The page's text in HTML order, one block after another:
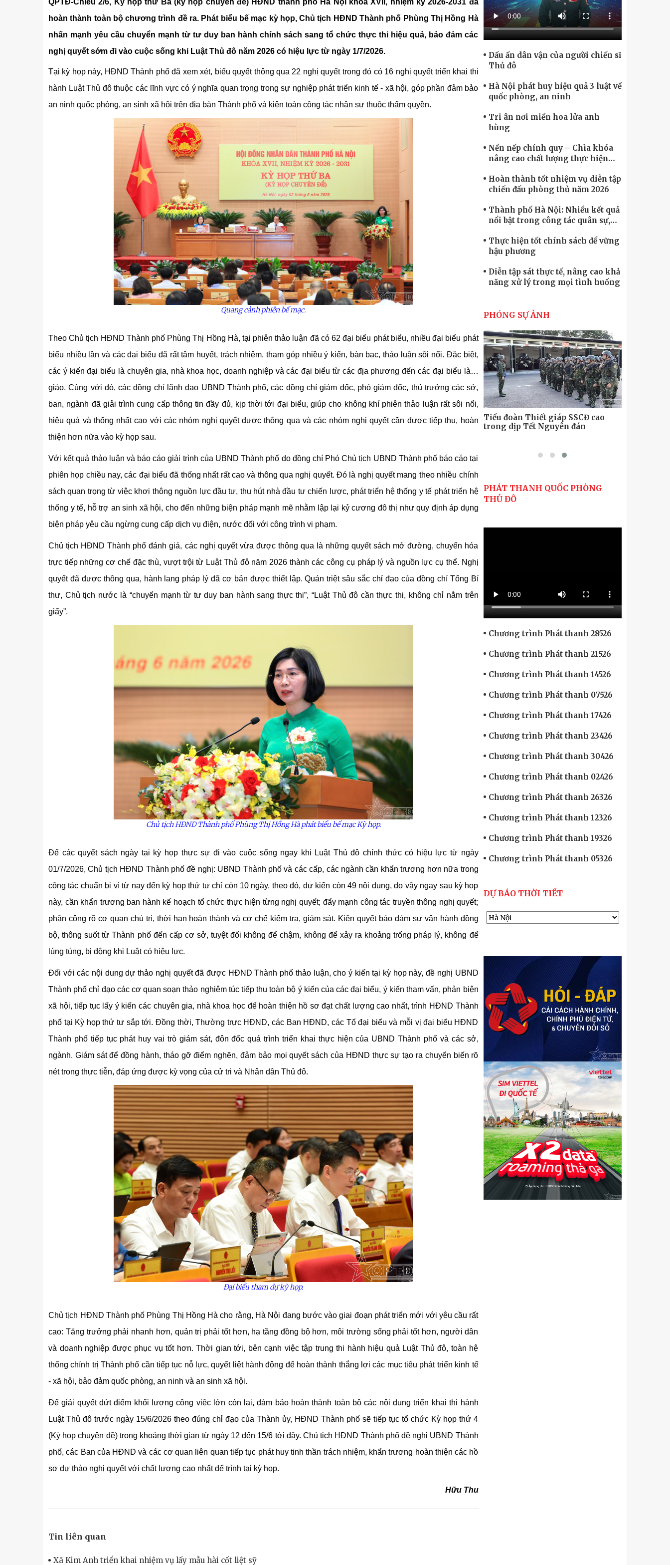
Kỹ thuật
Hậu phương quân đội
Giáo dục Quốc phòng và An ninh
Chiến dịch 500 ngày đêmCải cách hành chính, Chính phủ điện tử, Chuyển đổi số
QPTĐ-Chiều 2/6, Kỳ họp thứ Ba (kỳ họp chuyên đề) HĐND thành phố Hà Nội khóa XVII, nhiệm kỳ 2026-2031 đã
hoàn thành toàn bộ chương trình đề ra. Phát biểu bế mạc kỳ họp, Chủ tịch HĐND Thành phố Phùng Thị Hồng Hà
nhấn mạnh yêu cầu chuyển mạnh từ tư duy ban hành chính sách sang tổ chức thực thi hiệu quả, bảo đảm các
nghị quyết sớm đi vào cuộc sống khi Luật Thủ đô năm 2026 có hiệu lực từ ngày 1/7/2026.
Tại kỳ họp này, HĐND Thành phố đã xem xét, biểu quyết thông qua 22 nghị quyết trong đó có 16 nghị quyết triển khai thi
hành Luật Thủ đô thuộc các lĩnh vực có ý nghĩa quan trọng trong sự nghiệp phát triển kinh tế - xã hội, góp phần đảm bảo
an ninh quốc phòng, an sinh xã hội trên địa bàn Thành phố và kiện toàn công tác nhân sự thuộc thẩm quyền.
Quang cảnh phiên bế mạc.
Theo Chủ tịch HĐND Thành phố Phùng Thị Hồng Hà, tại phiên thảo luận đã có 62 đại biểu phát biểu, nhiều đại biểu phát
biểu nhiều lần và các đại biểu đã rất tâm huyết, trách nhiệm, tham góp nhiều ý kiến, bàn bạc, thảo luận sôi nổi. Đặc biệt,
các ý kiến đại biểu là chuyên gia, nhà khoa học, doanh nghiệp và các đại biểu từ các địa phương đến các đại biểu là…
giáo. Cùng với đó, các đồng chí lãnh đạo UBND Thành phố, các đồng chí giám đốc, phó giám đốc, thủ trưởng các sở,
ban, ngành đã giải trình cung cấp thông tin đầy đủ, kịp thời tới đại biểu, giúp cho không khí phiên thảo luận rất sôi nổi,
hiệu quả và thống nhất cao với các nhóm nghị quyết được thông qua và các nhóm nghị quyết cần được tiếp thu, hoàn
thiện hơn nữa vào kỳ họp sau.
Với kết quả thảo luận và báo cáo giải trình của UBND Thành phố do đồng chí Phó Chủ tịch UBND Thành phố báo cáo tại
phiên họp chiều nay, các đại biểu đã thống nhất rất cao và thông qua nghị quyết. Đó là nghị quyết mang theo nhiều chính
sách quan trọng từ việc khơi thông nguồn lực đầu tư, thu hút nhà đầu tư chiến lược, phát triển hệ thống y tế phát triển hệ
thống y tế, hỗ trợ an sinh xã hội, cho đến những biện pháp mạnh mẽ nhằm lập lại kỷ cương đô thị như quy định áp dụng
biện pháp yêu cầu ngừng cung cấp dịch vụ điện, nước đối với công trình vi phạm.
Chủ tịch HĐND Thành phố đánh giá, các nghị quyết vừa được thông qua là những quyết sách mở đường, chuyển hóa
trực tiếp những cơ chế đặc thù, vượt trội từ Luật Thủ đô năm 2026 thành các công cụ pháp lý và nguồn lực cụ thể. Nghị
quyết đã được thông qua, hành lang pháp lý đã cơ bản được thiết lập. Quán triệt sâu sắc chỉ đạo của đồng chí Tổng Bí
thư, Chủ tịch nước là “chuyển mạnh từ tư duy ban hành sang thực thi”, “Luật Thủ đô cần thực thi, không chỉ nằm trên
giấy”.
Chủ tịch HĐND Thành phố Phùng Thị Hồng Hà phát biểu bế mạc Kỳ họp.
Để các quyết sách ngày tại kỳ họp thực sự đi vào cuộc sống ngay khi Luật Thủ đô chính thức có hiệu lực từ ngày
01/7/2026, Chủ tịch HĐND Thành phố đề nghị: UBND Thành phố và các cấp, các ngành cần khẩn trương hơn nữa trong
công tác chuẩn bị vì từ nay đến kỳ họp thứ tư chỉ còn 10 ngày, theo đó, dự kiến còn 49 nội dung, do vậy ngay sau kỳ họp
này, cần khẩn trương ban hành kế hoạch tổ chức thực hiện từng nghị quyết; đẩy mạnh công tác truyền thông nghị quyết;
phân công rõ cơ quan chủ trì, thời hạn hoàn thành và cơ chế kiểm tra, giám sát. Kiên quyết bảo đảm sự vận hành đồng
bộ, thông suốt từ Thành phố đến cấp cơ sở, tuyệt đối không để chậm, không để xảy ra khoảng trống pháp lý, không để
lúng túng, bị động khi Luật có hiệu lực.
Đối với các nội dung dự thảo nghị quyết đã được HĐND Thành phố thảo luận, cho ý kiến tại kỳ họp này, đề nghị UBND
Thành phố chỉ đạo các cơ quan soạn thảo nghiêm túc tiếp thu toàn bộ ý kiến của các đại biểu, ý kiến tham vấn, phản biện
xã hội, tiếp tục lấy ý kiến các chuyên gia, nhà khoa học để hoàn thiện hồ sơ đạt chất lượng cao nhất, trình HĐND Thành
phố tại Kỳ họp thứ tư sắp tới. Đồng thời, Thường trực HĐND, các Ban HĐND, các Tổ đại biểu và mỗi vị đại biểu HĐND
Thành phố tiếp tục phát huy vai trò giám sát, đôn đốc quá trình triển khai thực hiện của UBND Thành phố và các sở,
ngành. Giám sát để đồng hành, tháo gỡ điểm nghẽn, đảm bảo mọi quyết sách của HĐND thực sự tạo ra chuyển biến rõ
nét trong thực tiễn, đáp ứng được kỳ vọng của cử tri và Nhân dân Thủ đô.
Đại biểu tham dự kỳ họp.
Chủ tịch HĐND Thành phố Phùng Thị Hồng Hà cho rằng, Hà Nội đang bước vào giai đoạn phát triển mới với yêu cầu rất
cao: Tăng trưởng phải nhanh hơn, quản trị phải tốt hơn, hạ tầng đồng bộ hơn, môi trường sống phải tốt hơn, người dân
và doanh nghiệp được phục vụ tốt hơn. Thời gian tới, bên cạnh việc tập trung thi hành hiệu quả Luật Thủ đô, toàn hệ
thống chính trị Thành phố cần tiếp tục nỗ lực, quyết liệt hành động để hoàn thành thắng lợi các mục tiêu phát triển kinh tế
- xã hội, bảo đảm quốc phòng, an ninh và an sinh xã hội.
Để giải quyết dứt điểm khối lượng công việc lớn còn lại, đảm bảo hoàn thành toàn bộ các nội dung triển khai thi hành
Luật Thủ đô trước ngày 15/6/2026 theo đúng chỉ đạo của Thành ủy, HĐND Thành phố sẽ tiếp tục tổ chức Kỳ họp thứ 4
(Kỳ họp chuyên đề) trong khoảng thời gian từ ngày 12 đến 15/6 tới đây. Chủ tịch HĐND Thành phố đề nghị UBND Thành
phố, các Ban của HĐND và các cơ quan liên quan tiếp tục phát huy tinh thần trách nhiệm, khẩn trương hoàn thiện các hồ
sơ dự thảo nghị quyết với chất lượng cao nhất để trình tại kỳ họp.
Hữu Thu
Tin liên quan
Xã Kim Anh triển khai nhiệm vụ lấy mẫu hài cốt liệt sỹ
Dấu ấn dân vận của người chiến sĩ
Thủ đô
Hà Nội phát huy hiệu quả 3 luật về
quốc phòng, an ninh
Tri ân nơi miền hoa lửa anh
hùng
Nền nếp chính quy – Chìa khóa
nâng cao chất lượng thực hiện
Hoàn thành tốt nhiệm vụ diễn tập
chiến đấu phòng thủ năm 2026
Thành phố Hà Nội: Nhiều kết quả
nổi bật trong công tác quân sự,
Thực hiện tốt chính sách để vững
hậu phương
Diễn tập sát thực tế, nâng cao khả
năng xử lý trong mọi tình huống
vệ “vững mạnh, rộng khắp” ngay
Trung đoàn Pháo binh 452: Huấn
luyện giỏi nâng cao sức mạnh
chiến đấu
Tiểu đoàn Thiết giáp hoàn thành
tốt diễn tập chiến thuật có bắn đạn
thật
Nơi sinh viên rèn ý trí, luyện kỹ
năng
PHÓNG SỰ ẢNH
Tiểu đoàn Thiết giáp SSCĐ cao
trong dịp Tết Nguyên đán
Bộ Tư lệnh Thủ đô và các tổ chức
chính trị-xã hội thành phố Hà Nội
Hương Tết ra đảo tiền tiêu
Tiểu đoàn Thiết giáp SSCĐ cao
trong dịp Tết Nguyên đán
PHÁT THANH QUỐC PHÒNG
THỦ ĐÔ
Chương trình Phát thanh 28526
Chương trình Phát thanh 21526
Chương trình Phát thanh 14526
Chương trình Phát thanh 07526
Chương trình Phát thanh 17426
Chương trình Phát thanh 23426
Chương trình Phát thanh 30426
Chương trình Phát thanh 02426
Chương trình Phát thanh 26326
Chương trình Phát thanh 12326
Chương trình Phát thanh 19326
Chương trình Phát thanh 05326
DỰ BÁO THỜI TIẾT